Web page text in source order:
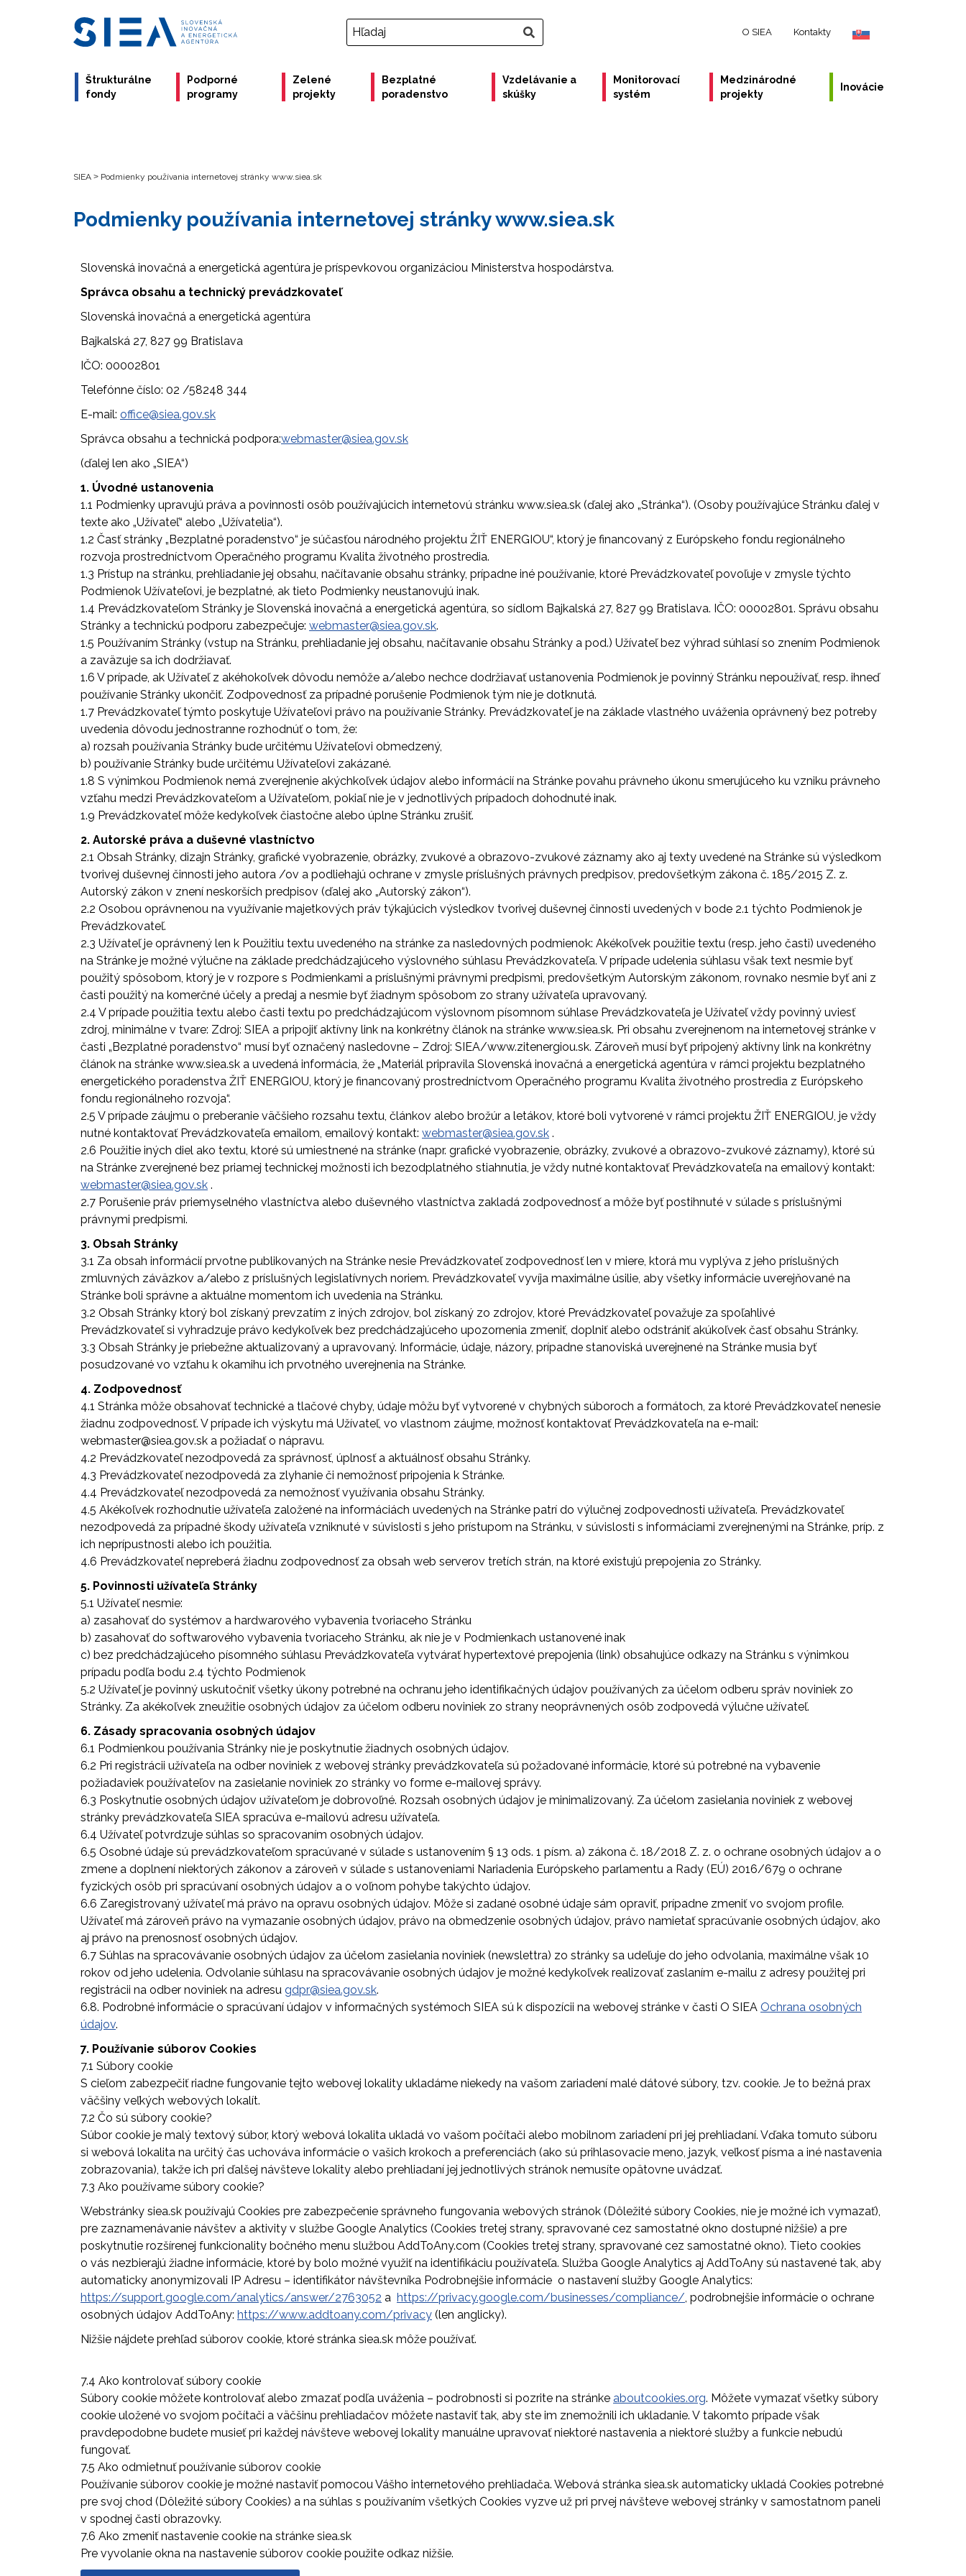
O SIEA Kontakty
Štrukturálne
fondy
Podporné
programy
Zelené
projekty
Bezplatné
poradenstvo
Vzdelávanie a
skúšky
Monitorovací
systém
Medzinárodné
projekty
Inovácie
SIEA > Podmienky používania internetovej stránky www.siea.sk
Podmienky používania internetovej stránky www.siea.sk
Slovenská inovačná a energetická agentúra je príspevkovou organizáciou Ministerstva hospodárstva.
Správca obsahu a technický prevádzkovateľ
Slovenská inovačná a energetická agentúra
Bajkalská 27, 827 99 Bratislava
IČO: 00002801
Telefónne číslo: 02 /58248 344
E-mail: office@siea.gov.sk
Správca obsahu a technická podpora:webmaster@siea.gov.sk
(ďalej len ako „SIEA“)
1. Úvodné ustanovenia
1.1 Podmienky upravujú práva a povinnosti osôb používajúcich internetovú stránku www.siea.sk (ďalej ako „Stránka“). (Osoby používajúce Stránku ďalej v
texte ako „Užívateľ“ alebo „Užívatelia“).
1.2 Časť stránky „Bezplatné poradenstvo“ je súčasťou národného projektu ŽIŤ ENERGIOU“, ktorý je financovaný z Európskeho fondu regionálneho
rozvoja prostredníctvom Operačného programu Kvalita životného prostredia.
1.3 Prístup na stránku, prehliadanie jej obsahu, načítavanie obsahu stránky, prípadne iné používanie, ktoré Prevádzkovateľ povoľuje v zmysle týchto
Podmienok Užívateľovi, je bezplatné, ak tieto Podmienky neustanovujú inak.
1.4 Prevádzkovateľom Stránky je Slovenská inovačná a energetická agentúra, so sídlom Bajkalská 27, 827 99 Bratislava. IČO: 00002801. Správu obsahu
Stránky a technickú podporu zabezpečuje: webmaster@siea.gov.sk.
1.5 Používaním Stránky (vstup na Stránku, prehliadanie jej obsahu, načítavanie obsahu Stránky a pod.) Užívateľ bez výhrad súhlasí so znením Podmienok
a zaväzuje sa ich dodržiavať.
1.6 V prípade, ak Užívateľ z akéhokoľvek dôvodu nemôže a/alebo nechce dodržiavať ustanovenia Podmienok je povinný Stránku nepoužívať, resp. ihneď
používanie Stránky ukončiť. Zodpovednosť za prípadné porušenie Podmienok tým nie je dotknutá.
1.7 Prevádzkovateľ týmto poskytuje Užívateľovi právo na používanie Stránky. Prevádzkovateľ je na základe vlastného uváženia oprávnený bez potreby
uvedenia dôvodu jednostranne rozhodnúť o tom, že:
a) rozsah používania Stránky bude určitému Užívateľovi obmedzený,
b) používanie Stránky bude určitému Užívateľovi zakázané.
1.8 S výnimkou Podmienok nemá zverejnenie akýchkoľvek údajov alebo informácií na Stránke povahu právneho úkonu smerujúceho ku vzniku právneho
vzťahu medzi Prevádzkovateľom a Užívateľom, pokiaľ nie je v jednotlivých prípadoch dohodnuté inak.
1.9 Prevádzkovateľ môže kedykoľvek čiastočne alebo úplne Stránku zrušiť.
2. Autorské práva a duševné vlastníctvo
2.1 Obsah Stránky, dizajn Stránky, grafické vyobrazenie, obrázky, zvukové a obrazovo-zvukové záznamy ako aj texty uvedené na Stránke sú výsledkom
tvorivej duševnej činnosti jeho autora /ov a podliehajú ochrane v zmysle príslušných právnych predpisov, predovšetkým zákona č. 185/2015 Z. z.
Autorský zákon v znení neskorších predpisov (ďalej ako „Autorský zákon“).
2.2 Osobou oprávnenou na využívanie majetkových práv týkajúcich výsledkov tvorivej duševnej činnosti uvedených v bode 2.1 týchto Podmienok je
Prevádzkovateľ.
2.3 Užívateľ je oprávnený len k Použitiu textu uvedeného na stránke za nasledovných podmienok: Akékoľvek použitie textu (resp. jeho časti) uvedeného
na Stránke je možné výlučne na základe predchádzajúceho výslovného súhlasu Prevádzkovateľa. V prípade udelenia súhlasu však text nesmie byť
použitý spôsobom, ktorý je v rozpore s Podmienkami a príslušnými právnymi predpismi, predovšetkým Autorským zákonom, rovnako nesmie byť ani z
časti použitý na komerčné účely a predaj a nesmie byť žiadnym spôsobom zo strany užívateľa upravovaný.
2.4 V prípade použitia textu alebo časti textu po predchádzajúcom výslovnom písomnom súhlase Prevádzkovateľa je Užívateľ vždy povinný uviesť
zdroj, minimálne v tvare: Zdroj: SIEA a pripojiť aktívny link na konkrétny článok na stránke www.siea.sk. Pri obsahu zverejnenom na internetovej stránke v
časti „Bezplatné poradenstvo“ musí byť označený nasledovne – Zdroj: SIEA/www.zitenergiou.sk. Zároveň musí byť pripojený aktívny link na konkrétny
článok na stránke www.siea.sk a uvedená informácia, že „Materiál pripravila Slovenská inovačná a energetická agentúra v rámci projektu bezplatného
energetického poradenstva ŽIŤ ENERGIOU, ktorý je financovaný prostredníctvom Operačného programu Kvalita životného prostredia z Európskeho
fondu regionálneho rozvoja“.
2.5 V prípade záujmu o preberanie väčšieho rozsahu textu, článkov alebo brožúr a letákov, ktoré boli vytvorené v rámci projektu ŽIŤ ENERGIOU, je vždy
nutné kontaktovať Prevádzkovateľa emailom, emailový kontakt: webmaster@siea.gov.sk .
2.6 Použitie iných diel ako textu, ktoré sú umiestnené na stránke (napr. grafické vyobrazenie, obrázky, zvukové a obrazovo-zvukové záznamy), ktoré sú
na Stránke zverejnené bez priamej technickej možnosti ich bezodplatného stiahnutia, je vždy nutné kontaktovať Prevádzkovateľa na emailový kontakt:
webmaster@siea.gov.sk .
2.7 Porušenie práv priemyselného vlastníctva alebo duševného vlastníctva zakladá zodpovednosť a môže byť postihnuté v súlade s príslušnými
právnymi predpismi.
3. Obsah Stránky
3.1 Za obsah informácií prvotne publikovaných na Stránke nesie Prevádzkovateľ zodpovednosť len v miere, ktorá mu vyplýva z jeho príslušných
zmluvných záväzkov a/alebo z príslušných legislatívnych noriem. Prevádzkovateľ vyvíja maximálne úsilie, aby všetky informácie uverejňované na
Stránke boli správne a aktuálne momentom ich uvedenia na Stránku.
3.2 Obsah Stránky ktorý bol získaný prevzatím z iných zdrojov, bol získaný zo zdrojov, ktoré Prevádzkovateľ považuje za spoľahlivé
Prevádzkovateľ si vyhradzuje právo kedykoľvek bez predchádzajúceho upozornenia zmeniť, doplniť alebo odstrániť akúkoľvek časť obsahu Stránky.
3.3 Obsah Stránky je priebežne aktualizovaný a upravovaný. Informácie, údaje, názory, prípadne stanoviská uverejnené na Stránke musia byť
posudzované vo vzťahu k okamihu ich prvotného uverejnenia na Stránke.
4. Zodpovednosť
4.1 Stránka môže obsahovať technické a tlačové chyby, údaje môžu byť vytvorené v chybných súboroch a formátoch, za ktoré Prevádzkovateľ nenesie
žiadnu zodpovednosť. V prípade ich výskytu má Užívateľ, vo vlastnom záujme, možnosť kontaktovať Prevádzkovateľa na e-mail:
webmaster@siea.gov.sk a požiadať o nápravu.
4.2 Prevádzkovateľ nezodpovedá za správnosť, úplnosť a aktuálnosť obsahu Stránky.
4.3 Prevádzkovateľ nezodpovedá za zlyhanie či nemožnosť pripojenia k Stránke.
4.4 Prevádzkovateľ nezodpovedá za nemožnosť využívania obsahu Stránky.
4.5 Akékoľvek rozhodnutie užívateľa založené na informáciách uvedených na Stránke patrí do výlučnej zodpovednosti užívateľa. Prevádzkovateľ
nezodpovedá za prípadné škody užívateľa vzniknuté v súvislosti s jeho prístupom na Stránku, v súvislosti s informáciami zverejnenými na Stránke, príp. z
ich neprípustnosti alebo ich použitia.
4.6 Prevádzkovateľ nepreberá žiadnu zodpovednosť za obsah web serverov tretích strán, na ktoré existujú prepojenia zo Stránky.
5. Povinnosti užívateľa Stránky
5.1 Užívateľ nesmie:
a) zasahovať do systémov a hardwarového vybavenia tvoriaceho Stránku
b) zasahovať do softwarového vybavenia tvoriaceho Stránku, ak nie je v Podmienkach ustanovené inak
c) bez predchádzajúceho písomného súhlasu Prevádzkovateľa vytvárať hypertextové prepojenia (link) obsahujúce odkazy na Stránku s výnimkou
prípadu podľa bodu 2.4 týchto Podmienok
5.2 Užívateľ je povinný uskutočniť všetky úkony potrebné na ochranu jeho identifikačných údajov používaných za účelom odberu správ noviniek zo
Stránky. Za akékoľvek zneužitie osobných údajov za účelom odberu noviniek zo strany neoprávnených osôb zodpovedá výlučne užívateľ.
6. Zásady spracovania osobných údajov
6.1 Podmienkou používania Stránky nie je poskytnutie žiadnych osobných údajov.
6.2 Pri registrácii užívateľa na odber noviniek z webovej stránky prevádzkovateľa sú požadované informácie, ktoré sú potrebné na vybavenie
požiadaviek používateľov na zasielanie noviniek zo stránky vo forme e-mailovej správy.
6.3 Poskytnutie osobných údajov užívateľom je dobrovoľné. Rozsah osobných údajov je minimalizovaný. Za účelom zasielania noviniek z webovej
stránky prevádzkovateľa SIEA spracúva e-mailovú adresu užívateľa.
6.4 Užívateľ potvrdzuje súhlas so spracovaním osobných údajov.
6.5 Osobné údaje sú prevádzkovateľom spracúvané v súlade s ustanovením § 13 ods. 1 písm. a) zákona č. 18/2018 Z. z. o ochrane osobných údajov a o
zmene a doplnení niektorých zákonov a zároveň v súlade s ustanoveniami Nariadenia Európskeho parlamentu a Rady (EÚ) 2016/679 o ochrane
fyzických osôb pri spracúvaní osobných údajov a o voľnom pohybe takýchto údajov.
6.6 Zaregistrovaný užívateľ má právo na opravu osobných údajov. Môže si zadané osobné údaje sám opraviť, prípadne zmeniť vo svojom profile.
Užívateľ má zároveň právo na vymazanie osobných údajov, právo na obmedzenie osobných údajov, právo namietať spracúvanie osobných údajov, ako
aj právo na prenosnosť osobných údajov.
6.7 Súhlas na spracovávanie osobných údajov za účelom zasielania noviniek (newslettra) zo stránky sa udeľuje do jeho odvolania, maximálne však 10
rokov od jeho udelenia. Odvolanie súhlasu na spracovávanie osobných údajov je možné kedykoľvek realizovať zaslaním e-mailu z adresy použitej pri
registrácii na odber noviniek na adresu gdpr@siea.gov.sk.
6.8. Podrobné informácie o spracúvaní údajov v informačných systémoch SIEA sú k dispozícii na webovej stránke v časti O SIEA Ochrana osobných
údajov.
7. Používanie súborov Cookies
7.1 Súbory cookie
S cieľom zabezpečiť riadne fungovanie tejto webovej lokality ukladáme niekedy na vašom zariadení malé dátové súbory, tzv. cookie. Je to bežná prax
väčšiny veľkých webových lokalít.
7.2 Čo sú súbory cookie?
Súbor cookie je malý textový súbor, ktorý webová lokalita ukladá vo vašom počítači alebo mobilnom zariadení pri jej prehliadaní. Vďaka tomuto súboru
si webová lokalita na určitý čas uchováva informácie o vašich krokoch a preferenciách (ako sú prihlasovacie meno, jazyk, veľkosť písma a iné nastavenia
zobrazovania), takže ich pri ďalšej návšteve lokality alebo prehliadaní jej jednotlivých stránok nemusíte opätovne uvádzať.
7.3 Ako používame súbory cookie?
Webstránky siea.sk používajú Cookies pre zabezpečenie správneho fungovania webových stránok (Dôležité súbory Cookies, nie je možné ich vymazať),
pre zaznamenávanie návštev a aktivity v službe Google Analytics (Cookies tretej strany, spravované cez samostatné okno dostupné nižšie) a pre
poskytnutie rozšírenej funkcionality bočného menu službou AddToAny.com (Cookies tretej strany, spravované cez samostatné okno). Tieto cookies
o vás nezbierajú žiadne informácie, ktoré by bolo možné využiť na identifikáciu používateľa. Služba Google Analytics aj AddToAny sú nastavené tak, aby
automaticky anonymizovali IP Adresu – identifikátor návštevníka Podrobnejšie informácie o nastavení služby Google Analytics:
https://support.google.com/analytics/answer/2763052 a https://privacy.google.com/businesses/compliance/, podrobnejšie informácie o ochrane
osobných údajov AddToAny: https://www.addtoany.com/privacy (len anglicky).
Nižšie nájdete prehľad súborov cookie, ktoré stránka siea.sk môže používať.
7.4 Ako kontrolovať súbory cookie
Súbory cookie môžete kontrolovať alebo zmazať podľa uváženia – podrobnosti si pozrite na stránke aboutcookies.org. Môžete vymazať všetky súbory
cookie uložené vo svojom počítači a väčšinu prehliadačov môžete nastaviť tak, aby ste im znemožnili ich ukladanie. V takomto prípade však
pravdepodobne budete musieť pri každej návšteve webovej lokality manuálne upravovať niektoré nastavenia a niektoré služby a funkcie nebudú
fungovať.
7.5 Ako odmietnuť používanie súborov cookie
Používanie súborov cookie je možné nastaviť pomocou Vášho internetového prehliadača. Webová stránka siea.sk automaticky ukladá Cookies potrebné
pre svoj chod (Dôležité súbory Cookies) a na súhlas s používaním všetkých Cookies vyzve už pri prvej návšteve webovej stránky v samostatnom paneli
v spodnej časti obrazovky.
7.6 Ako zmeniť nastavenie cookie na stránke siea.sk
Pre vyvolanie okna na nastavenie súborov cookie použite odkaz nižšie.